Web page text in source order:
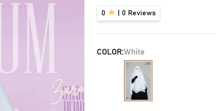
0 0 Reviews
COLOR:White